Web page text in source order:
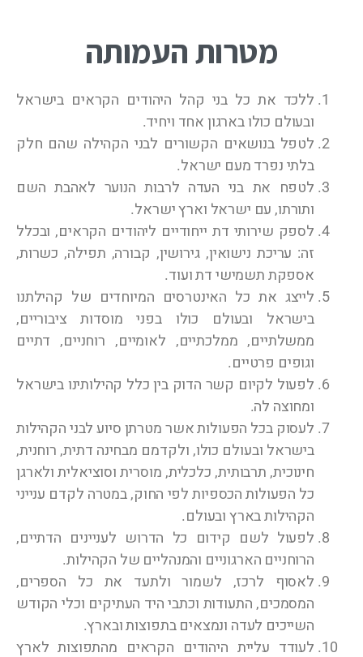
מטרות העמותה
ללכד את כל בני קהל היהודים הקראים בישראל
ובעולם כולו בארגון אחד ויחיד.
לטפל בנושאים הקשורים לבני הקהילה שהם חלק
בלתי נפרד מעם ישראל.
לטפח את בני העדה לרבות הנוער לאהבת השם
ותורתו, עם ישראל וארץ ישראל.
לספק שירותי דת ייחודיים ליהודים הקראים, ובכלל
זה: עריכת נישואין, גירושין, קבורה, תפילה, כשרות,
אספקת תשמישי דת ועוד.
לייצג את כל האינטרסים המיוחדים של קהילתנו
בישראל ובעולם כולו בפני מוסדות ציבוריים,
ממשלתיים, ממלכתיים, לאומיים, רוחניים, דתיים
וגופים פרטיים.
לפעול לקיום קשר הדוק בין כלל קהילותינו בישראל
ומחוצה לה.
לעסוק בכל הפעולות אשר מטרתן סיוע לבני הקהילות
בישראל ובעולם כולו, ולקדמם מבחינה דתית, רוחנית,
חינוכית, תרבותית, כלכלית, מוסרית וסוציאלית ולארגן
כל הפעולות הכספיות לפי החוק, במטרה לקדם ענייני
הקהילות בארץ ובעולם.
לפעול לשם קידום כל הדרוש לעניינים הדתיים,
הרוחניים הארגוניים והמנהליים של הקהילות.
לאסוף לרכז, לשמור ולתעד את כל הספרים,
המסמכים, התעודות וכתבי היד העתיקים וכלי הקודש
השייכים לעדה ונמצאים בתפוצות ובארץ.
לעודד עליית היהודים הקראים מהתפוצות לארץ